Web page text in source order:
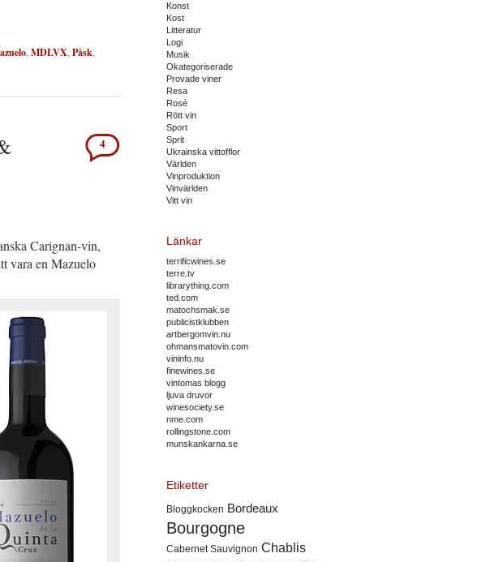
MDLVX Påsk
4
Carignan-vin,
vara en Mazuelo
Konst
Kost
Litteratur
Logi
Musik
Okategoriserade
Provade viner
Resa
Rosé
Rött vin
Sport
Sprit
Ukrainska vittofflor
Världen
Vinproduktion
Vinvärlden
Vitt vin
Länkar
terrificwines.se
terre.tv
librarything.com
ted.com
matochsmak.se
publicistklubben
artbergomvin.nu
ohmansmatovin.com
vininfo.nu
finewines.se
vintomas blogg
ljuva druvor
winesociety.se
nme.com
rollingstone.com
munskankarna.se
Etiketter
Bloggkocken Bordeaux
Bourgogne
Cabernet Sauvignon Chablis